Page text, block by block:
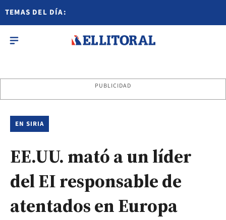
TEMAS DEL DÍA:
PUBLICIDAD
EN SIRIA
EE.UU. mató a un líder
del EI responsable de
atentados en Europa